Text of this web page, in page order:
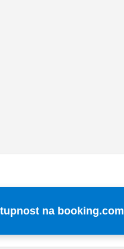
na booking.com